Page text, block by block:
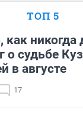
ТОП 5
как никогда
о судьбе
в августе
17